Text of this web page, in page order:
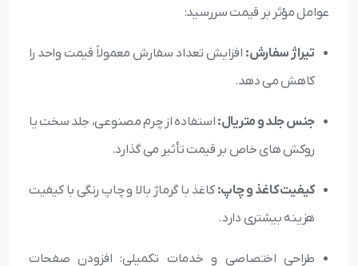
عوامل مؤثر بر قیمت سررسید:
تیراژ سفارش: افزایش تعداد سفارش معمولاً قیمت واحد را
کاهش می دهد.
جنس جلد و متریال: استفاده از چرم مصنوعی، جلد سخت یا
روکش های خاص بر قیمت تأثیر می گذارد.
کیفیت کاغذ و چاپ: کاغذ با گرماژ بالا و چاپ رنگی با کیفیت
هزینه بیشتری دارد.
طراحی اختصاصی و خدمات تکمیلی: افزودن صفحات